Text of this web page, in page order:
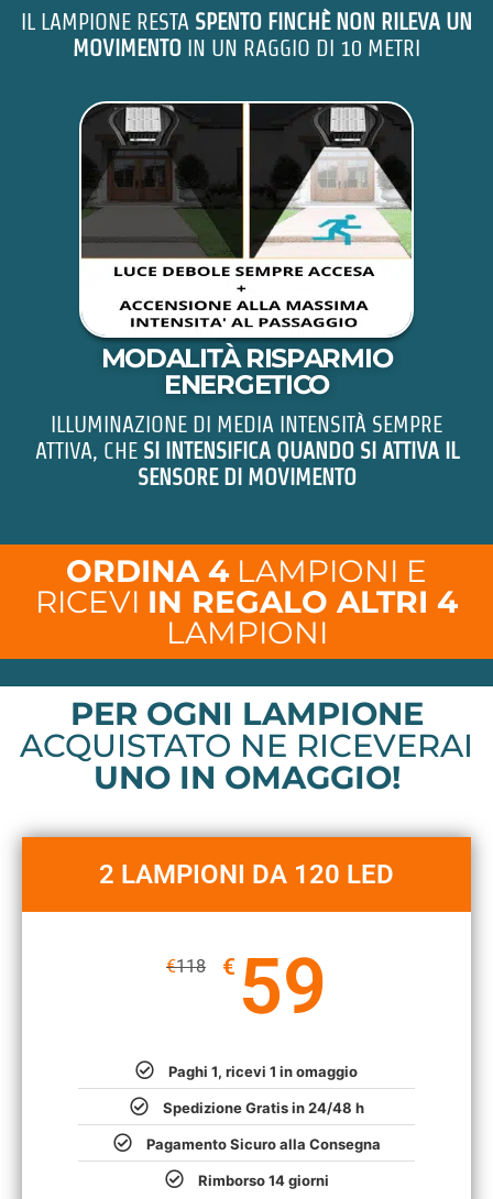
IL LAMPIONE RESTA SPENTO FINCHÈ NON RILEVA UN
MOVIMENTO IN UN RAGGIO DI 10 METRI
MODALITÀ RISPARMIO
ENERGETICO
ILLUMINAZIONE DI MEDIA INTENSITÀ SEMPRE
ATTIVA, CHE SI INTENSIFICA QUANDO SI ATTIVA IL
SENSORE DI MOVIMENTO
ORDINA 4 LAMPIONI E
RICEVI IN REGALO ALTRI 4
LAMPIONI
PER OGNI LAMPIONE
ACQUISTATO NE RICEVERAI
UNO IN OMAGGIO!
2 LAMPIONI DA 120 LED
€118 € 59
Paghi 1, ricevi 1 in omaggio
Spedizione Gratis in 24/48 h
Pagamento Sicuro alla Consegna
Rimborso 14 giorni